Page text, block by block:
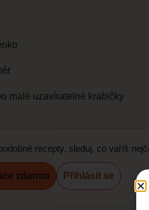
malé uzavíratelné krabičky
recepty, sleduj, co vaříš
zdarma
Přihlásit se